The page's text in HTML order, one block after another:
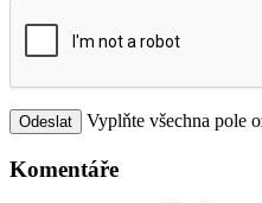
Vyplňte všechna pole
Komentáře